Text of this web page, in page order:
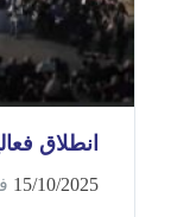
انطلاق
15/10/2025